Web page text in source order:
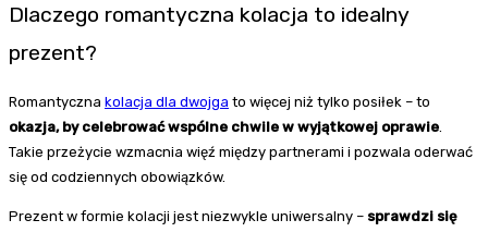
Dlaczego romantyczna kolacja to idealny
prezent?
Romantyczna kolacja dla dwojga to więcej niż tylko posiłek – to
okazja, by celebrować wspólne chwile w wyjątkowej oprawie.
Takie przeżycie wzmacnia więź między partnerami i pozwala oderwać
się od codziennych obowiązków.
Prezent w formie kolacji jest niezwykle uniwersalny – sprawdzi się